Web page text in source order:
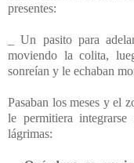
presentes:
_ Un pasito para
moviendo la colita,
sonreían y le echaban
Pasaban los meses y el
le permitiera
lágrimas: